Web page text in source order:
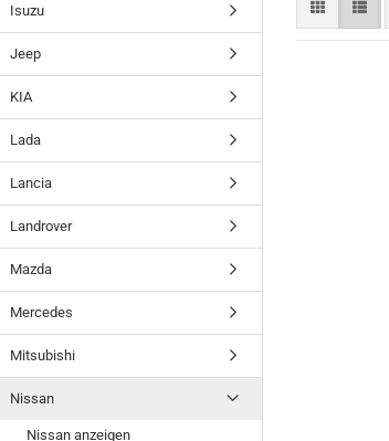
Isuzu
Jeep
KIA
Lada
Lancia
Landrover
Mazda
Mercedes
Mitsubishi
Nissan
Nissan anzeigen